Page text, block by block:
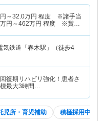
～32.0万円 程度 ※諸手当
万円～462万円 程度 ※賞与
気鉄道「春木駅」（徒歩4
復期リハビリ強化！患者さ
最大3時間…
児所・育児補助 積極採用中